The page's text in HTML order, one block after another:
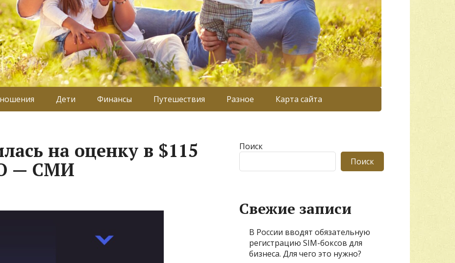
Дети Финансы Путешествия Разное Карта сайта
на оценку в $115
— СМИ
Поиск
Поиск
Свежие записи
В России вводят обязательную
регистрацию SIM-боксов для
бизнеса. Для чего это нужно?